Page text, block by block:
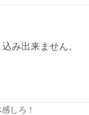
み出来ません。
しろ！